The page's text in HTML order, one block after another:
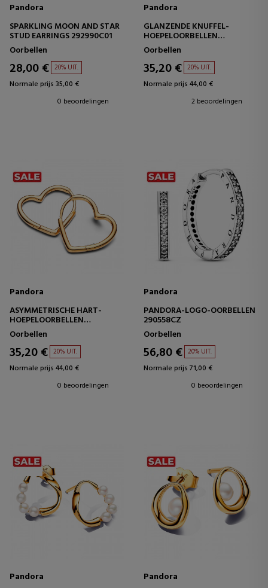
Pandora
SPARKLING MOON AND STAR
STUD EARRINGS 292990C01
Oorbellen
28,00 € 20% UIT.
Normale prijs 35,00 €
0 beoordelingen
Pandora
GLANZENDE KNUFFEL-
HOEPELOORBELLEN
293015C01
Oorbellen
35,20 € 20% UIT.
Normale prijs 44,00 €
2 beoordelingen
Pandora
ASYMMETRISCHE HART-
HOEPELOORBELLEN
268307C00
Oorbellen
35,20 € 20% UIT.
Normale prijs 44,00 €
0 beoordelingen
Pandora
PANDORA-LOGO-OORBELLEN
290558CZ
Oorbellen
56,80 € 20% UIT.
Normale prijs 71,00 €
0 beoordelingen
Pandora
Pandora